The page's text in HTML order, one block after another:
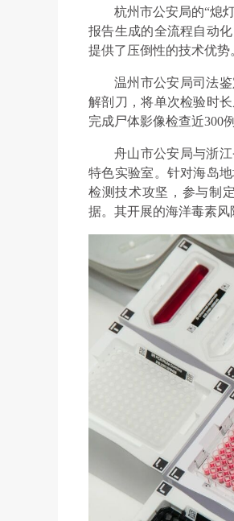
杭州市公安局的“熄
报告生成的全流程自动
提供了压倒性的技术优势
温州市公安局司法
解剖刀，将单次检验时
完成尸体影像检查近300
舟山市公安局与浙
特色实验室。针对海岛
检测技术攻坚，参与制
据。其开展的海洋毒素风